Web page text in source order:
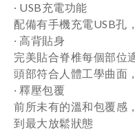
‧ USB充電功能
配備有手機充電USB孔
‧ 高背貼身
完美貼合脊椎每個部位
頭部符合人體工學曲面
‧ 釋壓包覆
前所未有的溫和包覆感
到最大放鬆狀態